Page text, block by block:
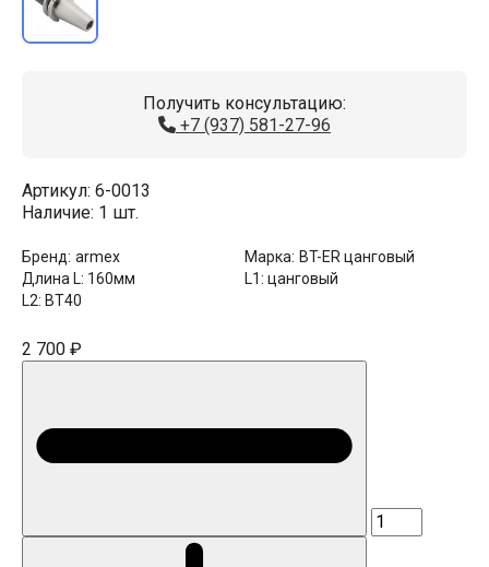
Получить консультацию:
+7 (937) 581-27-96
Артикул: 6-0013
Наличие: 1 шт.
Бренд: armex Марка: BT-ER цанговый
Длина L: 160мм L1: цанговый
L2: BT40
2 700 ₽